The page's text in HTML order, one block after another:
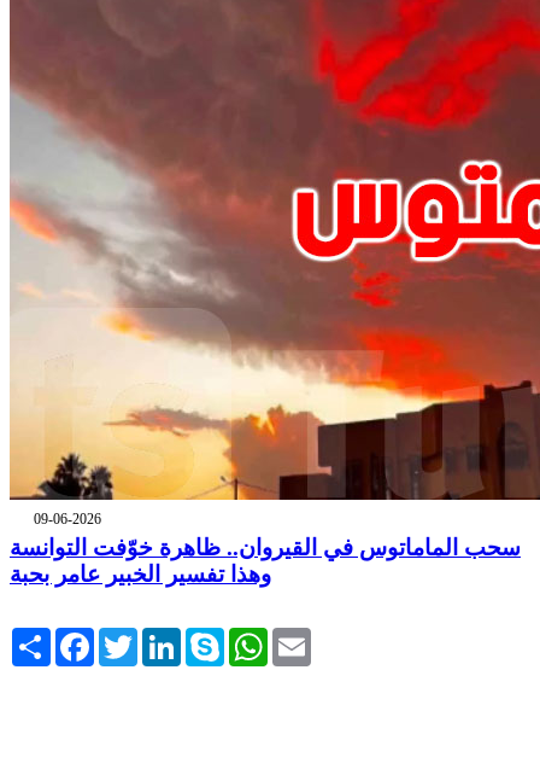
09-06-2026
سحب الماماتوس في القيروان.. ظاهرة خوّفت التوانسة
وهذا تفسير الخبير عامر بحبة
Share FacebookTwitterLinkedInSkype WhatsApp